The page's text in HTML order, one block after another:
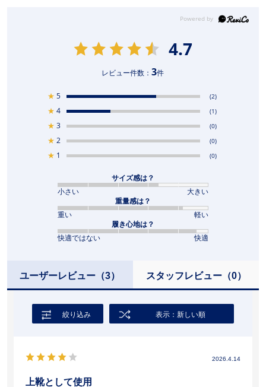
4.7
レビュー件数：3件
★ 5 (2)
★ 4 (1)
★ 3 (0)
★ 2 (0)
★ 1 (0)
サイズ感は？
小さい
大きい
重量感は？
重い
軽い
履き心地は？
快適ではない
快適
ユーザーレビュー （3） スタッフレビュー（0）
絞り込み 表示：新しい順
2026.4.14
上靴として使用